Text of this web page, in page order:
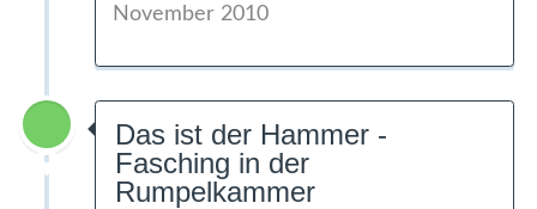
November 2010
Das ist der Hammer -
Fasching in der
Rumpelkammer